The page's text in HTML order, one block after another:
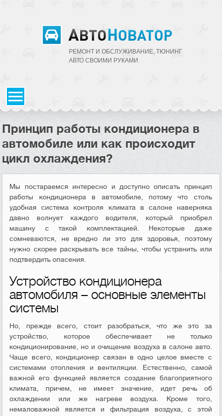
РЕМОНТ И ОБСЛУЖИВАНИЕ, ТЮНИНГ
АВТО CВОИМИ РУКАМИ
Принцип работы кондиционера в
автомобиле или как происходит
цикл охлаждения?
Мы постараемся интересно и доступно описать принцип
работы кондиционера в автомобиле, потому что столь
удобная система контроля климата в салоне наверняка
давно волнует каждого водителя, который приобрел
машину с такой комплектацией. Некоторые даже
сомневаются, не вредно ли это для здоровья, поэтому
нужно скорее раскрывать все тайны, чтобы устранить или
подтвердить опасения.
Устройство кондиционера
автомобиля – основные элементы
системы
Но, прежде всего, стоит разобраться, что же это за
устройство, которое обеспечивает не только
кондиционирование, но и очищение воздуха в салоне авто.
Чаще всего, кондиционер связан в одно целое вместе с
системами отопления и вентиляции. Естественно, самой
важной его функцией является создание благоприятного
климата, причем, не имеет значение, идет речь об
охлаждении или же нагреве воздуха. Кроме того,
немаловажной является и фильтрация воздуха, с этой